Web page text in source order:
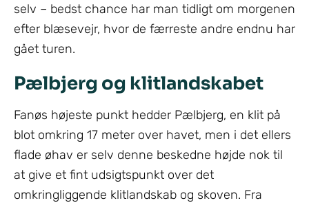
selv – bedst chance har man tidligt om morgenen
efter blæsevejr, hvor de færreste andre endnu har
gået turen.
Pælbjerg og klitlandskabet
Fanøs højeste punkt hedder Pælbjerg, en klit på
blot omkring 17 meter over havet, men i det ellers
flade øhav er selv denne beskedne højde nok til
at give et fint udsigtspunkt over det
omkringliggende klitlandskab og skoven. Fra